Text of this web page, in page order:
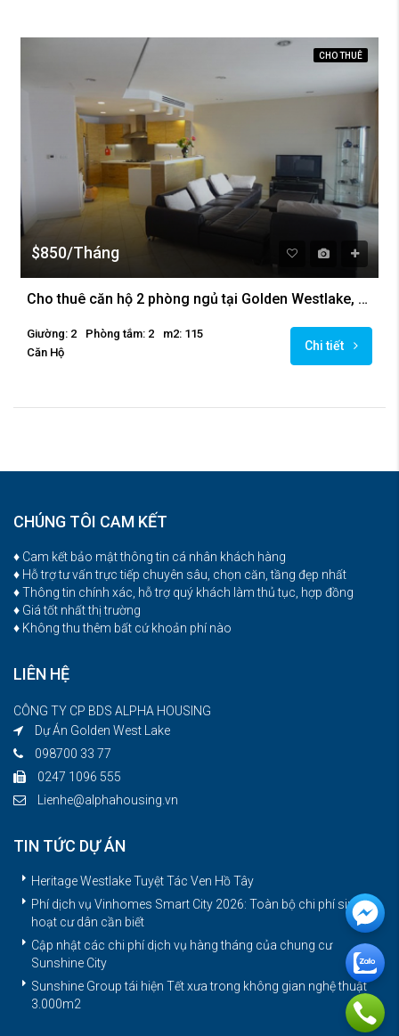
CHO THUÊ
$850/Tháng
Cho thuê căn hộ 2 phòng ngủ tại Golden Westlake, giá rẻ
Giường: 2 Phòng tắm: 2
m2: 115
Căn Hộ
Chi tiết
CHÚNG TÔI CAM KẾT
♦ Cam kết bảo mật thông tin cá nhân khách hàng
♦ Hỗ trợ tư vấn trực tiếp chuyên sâu, chọn căn, tầng đẹp nhất
♦ Thông tin chính xác, hỗ trợ quý khách làm thủ tục, hợp đồng
♦ Giá tốt nhất thị trường
♦ Không thu thêm bất cứ khoản phí nào
LIÊN HỆ
CÔNG TY CP BDS ALPHA HOUSING
Dự Án Golden West Lake
098700 33 77
0247 1096 555
Lienhe@alphahousing.vn
TIN TỨC DỰ ÁN
Heritage Westlake Tuyệt Tác Ven Hồ Tây
Phí dịch vụ Vinhomes Smart City 2026: Toàn bộ chi phí sinh
hoạt cư dân cần biết
Cập nhật các chi phí dịch vụ hàng tháng của chung cư
Sunshine City
Sunshine Group tái hiện Tết xưa trong không gian nghệ thuật
3.000m2